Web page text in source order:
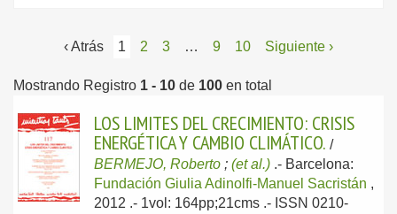
‹ Atrás 1 2 3 … 9 10 Siguiente ›
Mostrando Registro 1 - 10 de 100 en total
LOS LIMITES DEL CRECIMIENTO: CRISIS
ENERGÉTICA Y CAMBIO CLIMÁTICO. /
BERMEJO, Roberto ; (et al.) .- Barcelona:
Fundación Giulia Adinolfi-Manuel Sacristán ,
2012 .- 1vol: 164pp;21cms .- ISSN 0210-